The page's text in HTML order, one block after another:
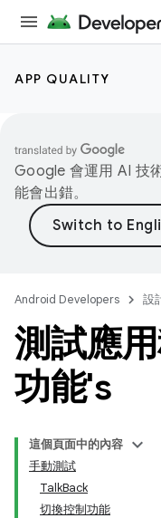
APP QUALITY
Google 會運用 AI 技
能會出錯。
Android Developers 設
測試應
功能's
這個頁面中的內容
手動測試
TalkBack
切換控制功能